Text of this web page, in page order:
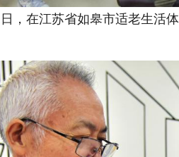
在江苏省如皋市适老生活